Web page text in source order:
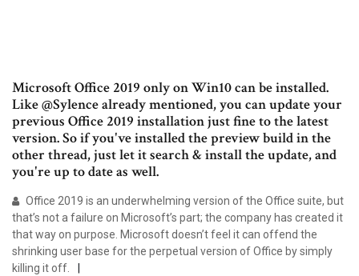
Microsoft Office 2019 only on Win10 can be installed.
Like @Sylence already mentioned, you can update your
previous Office 2019 installation just fine to the latest
version. So if you've installed the preview build in the
other thread, just let it search & install the update, and
you're up to date as well.
Office 2019 is an underwhelming version of the Office suite, but
that’s not a failure on Microsoft’s part; the company has created it
that way on purpose. Microsoft doesn’t feel it can offend the
shrinking user base for the perpetual version of Office by simply
killing it off.